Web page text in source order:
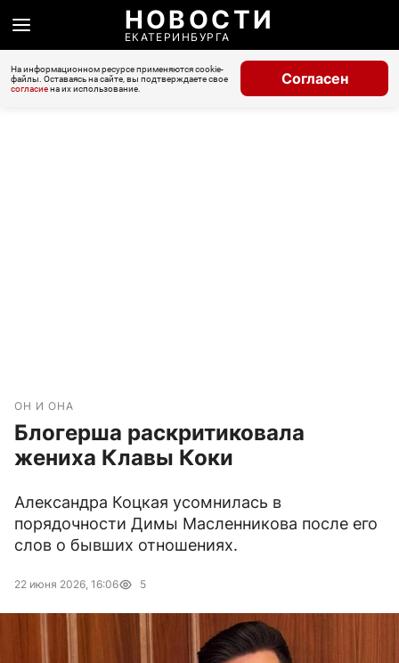
НОВОСТИ
ЕКАТЕРИНБУРГА
На информационном ресурсе применяются cookie-
файлы. Оставаясь на сайте, вы подтверждаете свое
согласиена их использование.
Согласен
ОН И ОНА
Блогерша раскритиковала
жениха Клавы Коки
Александра Коцкая усомнилась в
порядочности Димы Масленникова после его
слов о бывших отношениях.
22 июня 2026, 16:06 5